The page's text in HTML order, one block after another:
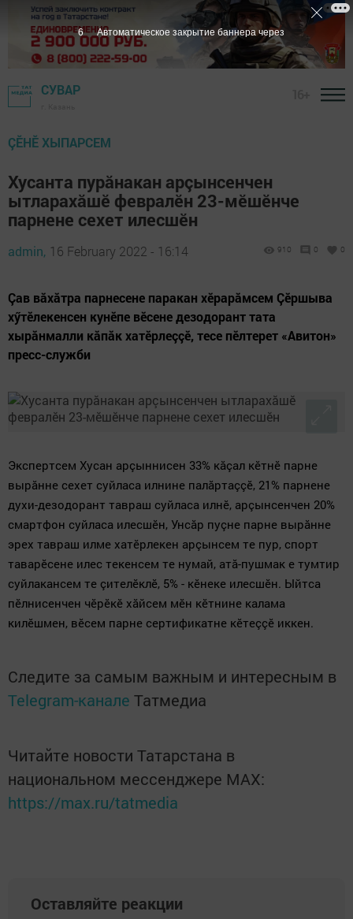
СУВАР
ÇӖНӖ ХЫПАРСЕМ
Хусанта пурăнакан арçынсенчен
ытларахăшӗ февралӗн 23-мӗшӗнче
парнене сехет илесшӗн
admin, 16 February 2022 - 16:14 910 0 0
Çав вăхăтра парнесене паракан хӗрарăмсем Çӗршыва
хӳтӗлекенсен кунӗпе вӗсене дезодорант тата
хырăнмалли кăпăк хатӗрлеççӗ, тесе пӗлтерет «Авитон»
пресс-служби
Экспертсем Хусан арçыннисен 33% кăçал кӗтнӗ парне
вырăнне сехет суйласа илнине палăртаççӗ, 21% парнене
духи-дезодорант тавраш суйласа илнӗ, арçынсенчен 20%
смартфон суйласа илесшӗн, Унсăр пуçне парне вырăнне
эрех тавраш илме хатӗрлекен арçынсем те пур, спорт
таварӗсене илес текенсем те нумай, атă-пушмак е тумтир
суйлакансем те çителӗклӗ, 5% - кӗнеке илесшӗн. Ыйтса
пӗлнисенчен чӗрӗкӗ хăйсем мӗн кӗтнине калама
килӗшмен, вӗсем парне сертификатне кӗтеççӗ иккен.
Следите за самым важным и интересным в
Telegram-канале Татмедиа
Читайте новости Татарстана в
национальном мессенджере MАХ:
https://max.ru/tatmedia
Оставляйте реакции
5 Автоматическое закрытие баннера через